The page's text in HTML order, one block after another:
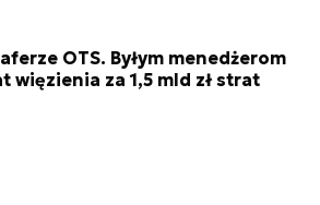
OTS. Byłym menedżerom
więzienia za 1,5 mld zł strat